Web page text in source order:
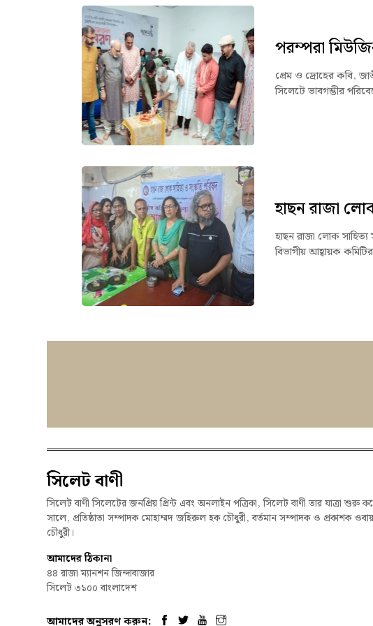
পরম্পরা
প্রেম ও দ্রোহের কবি,
সিলেটে ভাবগম্ভীর
হাছন রাজা
হাছন রাজা লোক সাহিত্য
বিভাগীয় আহ্বায়ক
সিলেট বাণী
সিলেট বাণী সিলেটের জনপ্রিয় প্রিন্ট এবং অনলাইন পত্রিকা, সিলেট বাণী তার যাত্রা শুরু
সালে, প্রতিষ্ঠাতা সম্পাদক মোহাম্মদ জহিরুল হক চৌধুরী, বর্তমান সম্পাদক ও প্রকাশক
চৌধুরী।
আমাদের ঠিকানা
৪৪ রাজা ম্যানশন জিন্দাবাজার
সিলেট ৩১০০ বাংলাদেশ
আমাদের অনুসরণ করুন: